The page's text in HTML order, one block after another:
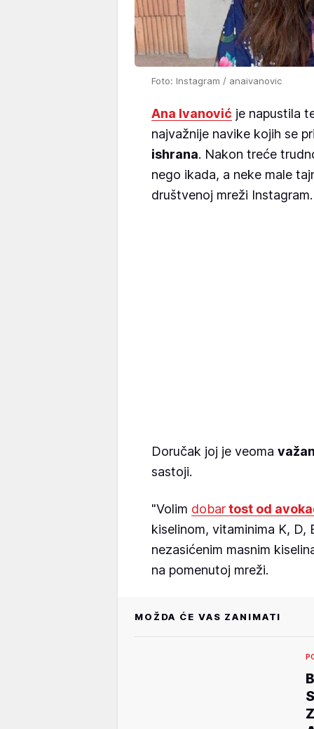
Foto: Instagram / anaivanovic
Ana Ivanović je napustila
najvažnije navike kojih se
ishrana. Nakon treće
nego ikada, a neke male
društvenoj mreži
Doručak joj je veoma
sastoji.
"Volim dobartost od
kiselinom, vitaminima K, D,
nezasićenim masnim
na pomenutoj mreži.
MOŽDA ĆE VAS ZANIMATI